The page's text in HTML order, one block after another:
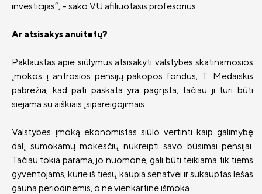
investicijas“, – sako VU afiliuotasis profesorius.
Ar atsisakys anuitetų?
Paklaustas apie siūlymus atsisakyti valstybės skatinamosios
įmokos į antrosios pensijų pakopos fondus, T. Medaiskis
pabrėžia, kad pati paskata yra pagrįsta, tačiau ji turi būti
siejama su aiškiais įsipareigojimais.
Valstybės įmoką ekonomistas siūlo vertinti kaip galimybę
dalį sumokamų mokesčių nukreipti savo būsimai pensijai.
Tačiau tokia parama, jo nuomone, gali būti teikiama tik tiems
gyventojams, kurie iš tiesų kaupia senatvei ir sukauptas lėšas
gauna periodinėmis, o ne vienkartine išmoka.